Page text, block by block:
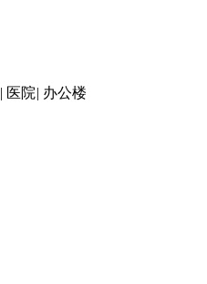
| 医院| 办公楼